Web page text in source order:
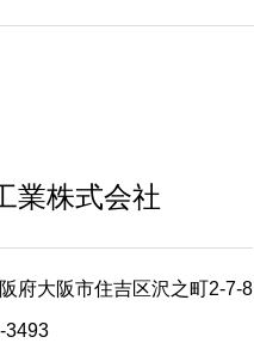
業株式会社
府大阪市住吉区沢之町2-7-8
3493